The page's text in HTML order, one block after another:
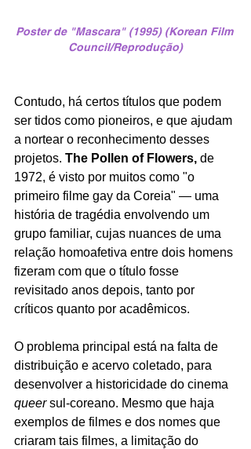
Poster de "Mascara" (1995) (Korean Film
Council/Reprodução)
Contudo, há certos títulos que podem
ser tidos como pioneiros, e que ajudam
a nortear o reconhecimento desses
projetos. The Pollen of Flowers, de
1972, é visto por muitos como "o
primeiro filme gay da Coreia" — uma
história de tragédia envolvendo um
grupo familiar, cujas nuances de uma
relação homoafetiva entre dois homens
fizeram com que o título fosse
revisitado anos depois, tanto por
críticos quanto por acadêmicos.
O problema principal está na falta de
distribuição e acervo coletado, para
desenvolver a historicidade do cinema
queer sul-coreano. Mesmo que haja
exemplos de filmes e dos nomes que
criaram tais filmes, a limitação do